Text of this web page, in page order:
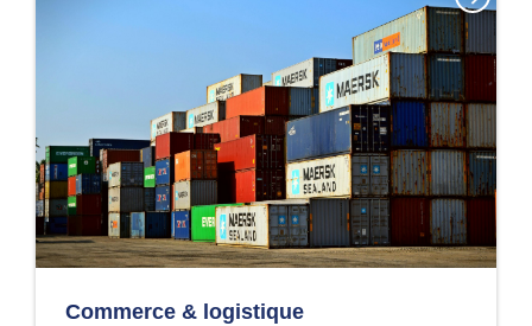
Commerce & logistique